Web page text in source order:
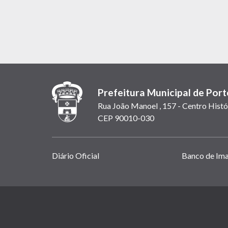
Prefeitura Municipal de
Rua João Manoel , 157 - Centro
CEP 90010-030
Links
Diário Oficial Banco de